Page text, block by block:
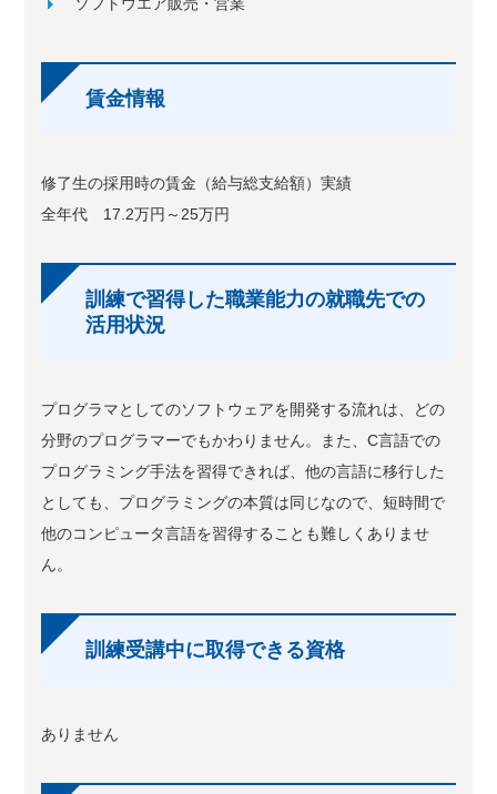
ソフトウエア販売・営業
賃金情報
修了生の採用時の賃金（給与総支給額）実績
全年代 17.2万円～25万円
訓練で習得した職業能力の就職先での
活用状況
プログラマとしてのソフトウェアを開発する流れは、どの
分野のプログラマーでもかわりません。また、C言語での
プログラミング手法を習得できれば、他の言語に移行した
としても、プログラミングの本質は同じなので、短時間で
他のコンピュータ言語を習得することも難しくありませ
ん。
訓練受講中に取得できる資格
ありません